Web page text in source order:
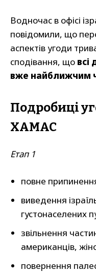
Водночас в офісі
повідомили, що
аспектів угоди
сподівання, що всі
вже найближчим
Подробиці
ХАМАС
Етап 1
повне
виведення
густонаселених
звільнення
американців,
повернення